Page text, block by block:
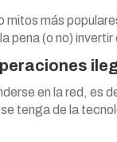
más
pena (o no) invertir
en la red, es
tenga de la